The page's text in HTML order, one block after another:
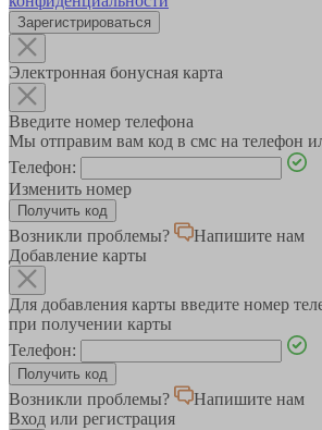
Зарегистрироваться
Электронная бонусная карта
Введите номер телефона
Мы отправим вам код в смс на телефон
Телефон:
Изменить номер
Возникли проблемы?
Напишите нам
Добавление карты
Для добавления карты введите номер
при получении карты
Телефон:
Возникли проблемы?
Напишите нам
Вход или регистрация